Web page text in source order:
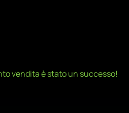
vendita è stato un successo!